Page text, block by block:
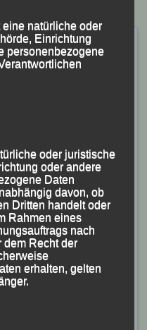
– Linz,
Winterlauf
Rennen – Bei den
Kopp und Theresa
natürliche oder
Einrichtung
personenbezogene
oder juristische
oder andere
Daten
davon, ob
Dritten handelt oder
Rahmen eines
nach
dem Recht der
erhalten, gelten